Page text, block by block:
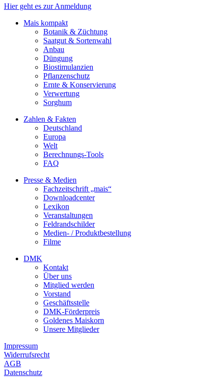
Hier geht es zur Anmeldung
Mais kompakt
Botanik & Züchtung
Saatgut & Sortenwahl
Anbau
Düngung
Biostimulanzien
Pflanzenschutz
Ernte & Konservierung
Verwertung
Sorghum
Zahlen & Fakten
Deutschland
Europa
Welt
Berechnungs-Tools
FAQ
Presse & Medien
Fachzeitschrift „mais“
Downloadcenter
Lexikon
Veranstaltungen
Feldrandschilder
Medien- / Produktbestellung
Filme
DMK
Kontakt
Über uns
Mitglied werden
Vorstand
Geschäftsstelle
DMK-Förderpreis
Goldenes Maiskorn
Unsere Mitglieder
Impressum
Widerrufsrecht
AGB
Datenschutz